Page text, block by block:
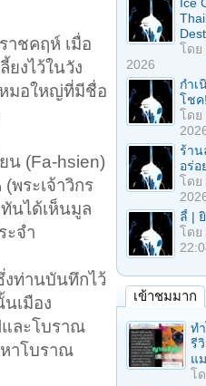
าชคฤห์ เมื่อ
งไว้ในวัง
หมอใหญ่ที่มีชื่อ
น (Fa-hsien)
ระเจ้าวิกร
นได้เห็นมูล
ะจำ
งท่านบันทึกไว้
เมือง
และโบราณ
าโบราณ
โดย
2026
กำ
โชค
โดย
ร้าน
อร่อ
โดย
ลี้ |
โดย
เข้าชมมาก
ท
รี
แ
โ